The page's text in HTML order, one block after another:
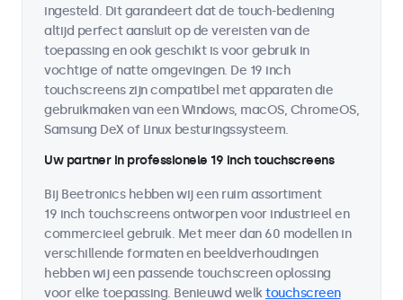
ingesteld. Dit garandeert dat de touch-bediening
altijd perfect aansluit op de vereisten van de
toepassing en ook geschikt is voor gebruik in
vochtige of natte omgevingen. De 19 inch
touchscreens zijn compatibel met apparaten die
gebruikmaken van een Windows, macOS, ChromeOS,
Samsung DeX of Linux besturingssysteem.
Uw partner in professionele 19 inch touchscreens
Bij Beetronics hebben wij een ruim assortiment
19 inch touchscreens ontworpen voor industrieel en
commercieel gebruik. Met meer dan 60 modellen in
verschillende formaten en beeldverhoudingen
hebben wij een passende touchscreen oplossing
voor elke toepassing. Benieuwd welktouchscreen